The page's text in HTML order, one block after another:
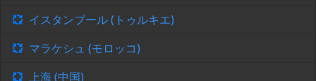
イスタンブール (トゥルキエ)
マラケシュ (モロッコ)
上海 (中国)